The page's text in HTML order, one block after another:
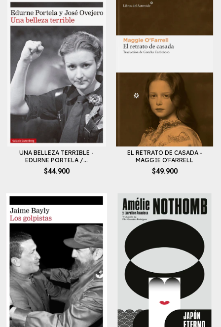
UNA BELLEZA TERRIBLE -
EDURNE PORTELA /...
$44.900
EL RETRATO DE CASADA -
MAGGIE O'FARRELL
$49.900